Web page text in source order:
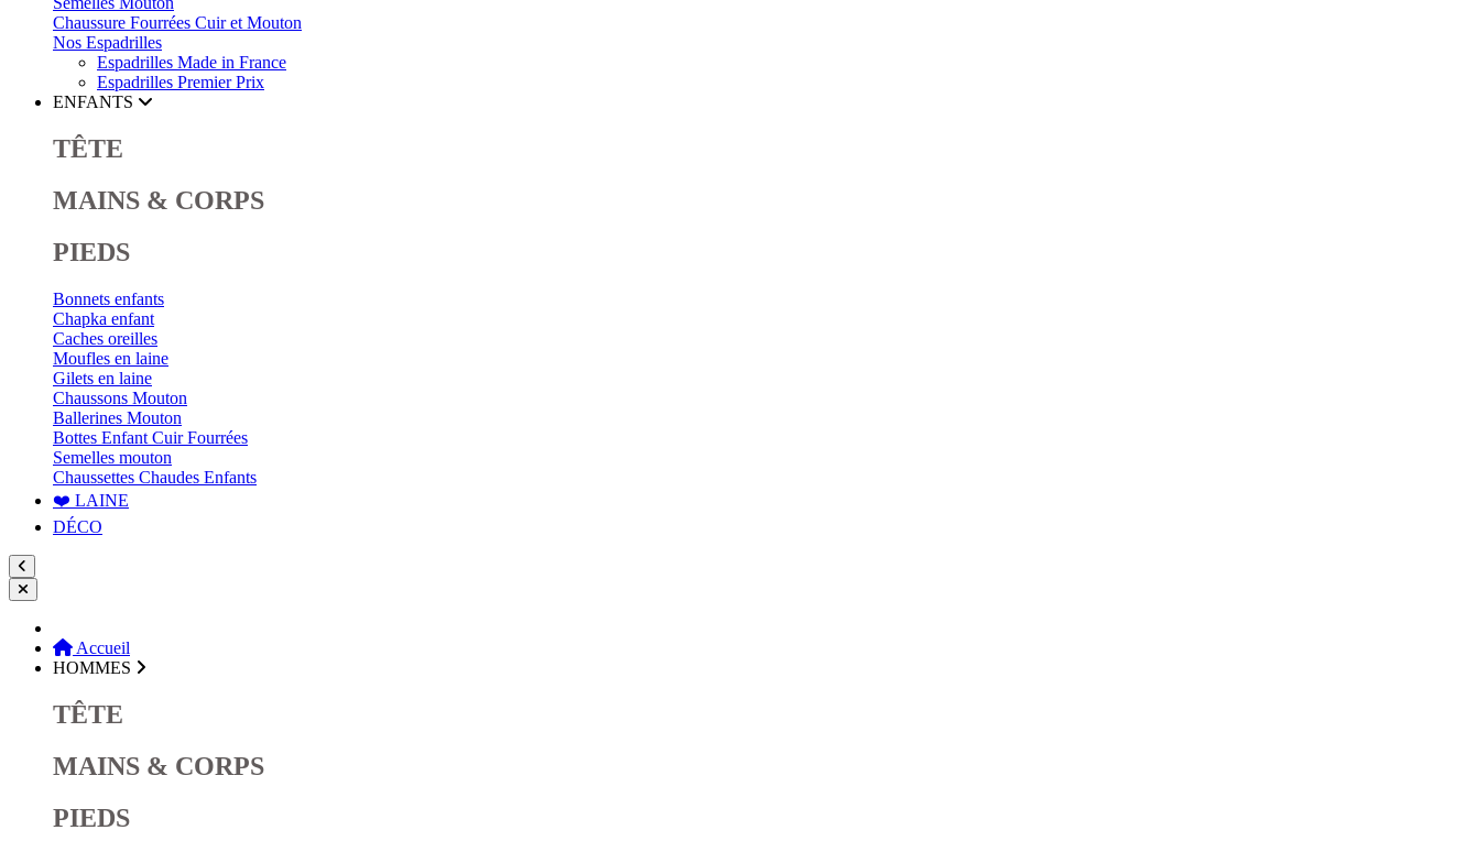
Chaussure Fourrées Cuir et Mouton
Nos Espadrilles
Espadrilles Made in France
Espadrilles Premier Prix
ENFANTS
TÊTE
MAINS & CORPS
PIEDS
Bonnets enfants
Chapka enfant
Caches oreilles
Moufles en laine
Gilets en laine
Chaussons Mouton
Ballerines Mouton
Bottes Enfant Cuir Fourrées
Semelles mouton
Chaussettes Chaudes Enfants
❤️ LAINE
DÉCO
Accueil
HOMMES
TÊTE
MAINS & CORPS
PIEDS